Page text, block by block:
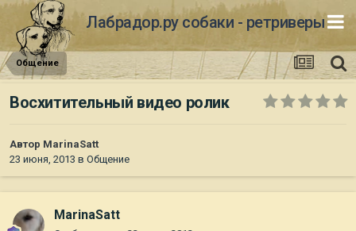
Лабрадор.ру собаки - ретриверы
Общение
Восхитительный видео ролик
Автор MarinaSatt
23 июня, 2013 в Общение
MarinaSatt